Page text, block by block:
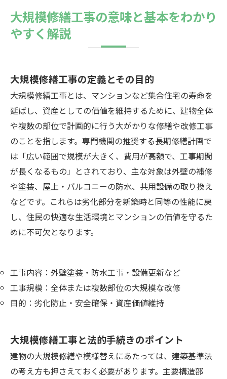
大規模修繕工事の意味と基本をわかり
やすく解説
大規模修繕工事の定義とその目的
大規模修繕工事とは、マンションなど集合住宅の寿命を
延ばし、資産としての価値を維持するために、建物全体
や複数の部位で計画的に行う大がかりな修繕や改修工事
のことを指します。専門機関の推奨する長期修繕計画で
は「広い範囲で規模が大きく、費用が高額で、工事期間
が長くなるもの」とされており、主な対象は外壁の補修
や塗装、屋上・バルコニーの防水、共用設備の取り換え
などです。これらは劣化部分を新築時と同等の性能に戻
し、住民の快適な生活環境とマンションの価値を守るた
めに不可欠となります。
工事内容：外壁塗装・防水工事・設備更新など
工事規模：全体または複数部位の大規模な改修
目的：劣化防止・安全確保・資産価値維持
大規模修繕工事と法的手続きのポイント
建物の大規模修繕や模様替えにあたっては、建築基準法
の考え方も押さえておく必要があります。主要構造部